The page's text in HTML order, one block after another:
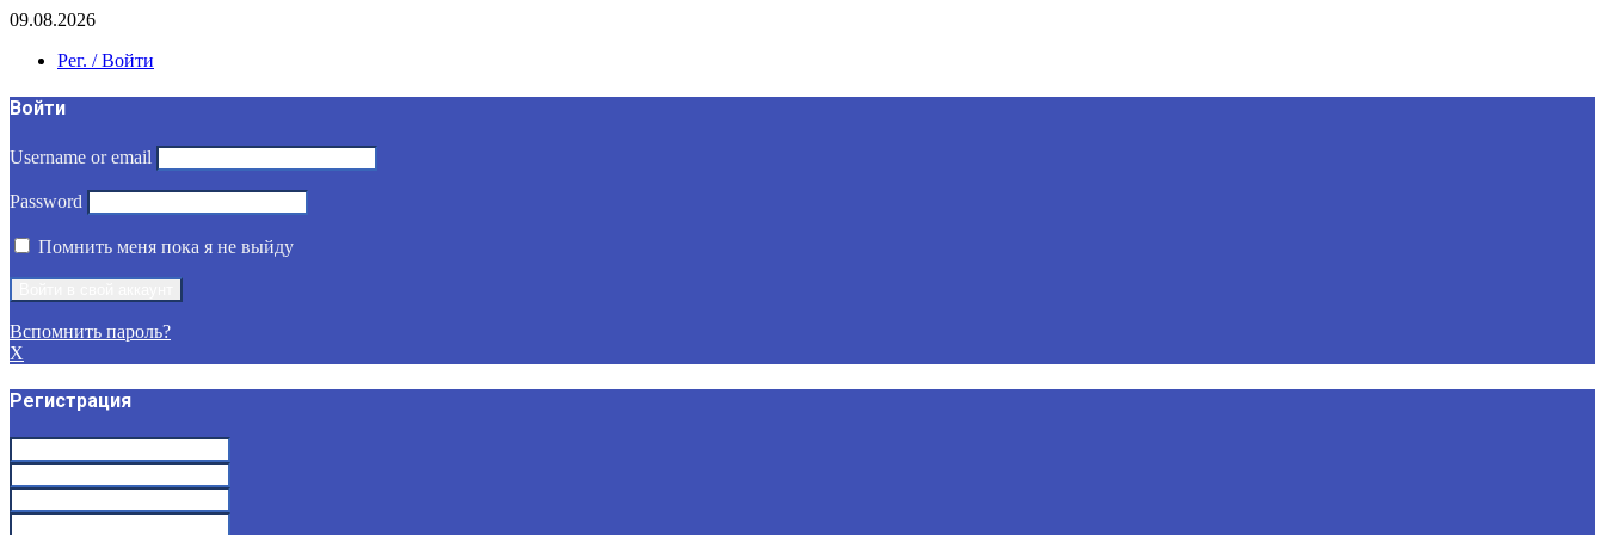
09.08.2026
Рег. / Войти
Войти
Username or email
Password
Помнить меня пока я не выйду
Вспомнить пароль?
X
Регистрация